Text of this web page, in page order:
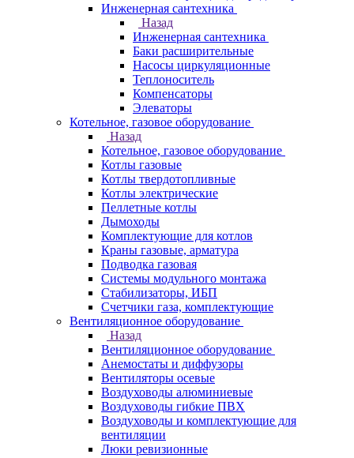
Инженерная сантехника
Назад
Инженерная сантехника
Баки расширительные
Насосы циркуляционные
Теплоноситель
Компенсаторы
Элеваторы
Котельное, газовое оборудование
Назад
Котельное, газовое оборудование
Котлы газовые
Котлы твердотопливные
Котлы электрические
Пеллетные котлы
Дымоходы
Комплектующие для котлов
Краны газовые, арматура
Подводка газовая
Системы модульного монтажа
Стабилизаторы, ИБП
Счетчики газа, комплектующие
Вентиляционное оборудование
Назад
Вентиляционное оборудование
Анемостаты и диффузоры
Вентиляторы осевые
Воздуховоды алюминиевые
Воздуховоды гибкие ПВХ
Воздуховоды и комплектующие для
вентиляции
Люки ревизионные